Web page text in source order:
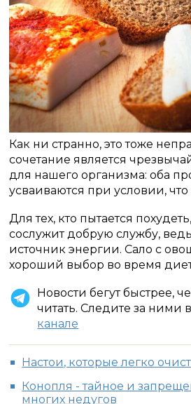
Как ни странно, это тоже
сочетание является
для нашего организма: оба
усваиваются при условии,
Для тех, кто пытается
сослужит добрую службу,
источник энергии. Сало с
хороший выбор во время
Новости бегут быстрее,
читать. Следите за ними
канале
Настои, которые легко
Конопля - тайное и
многих недугов